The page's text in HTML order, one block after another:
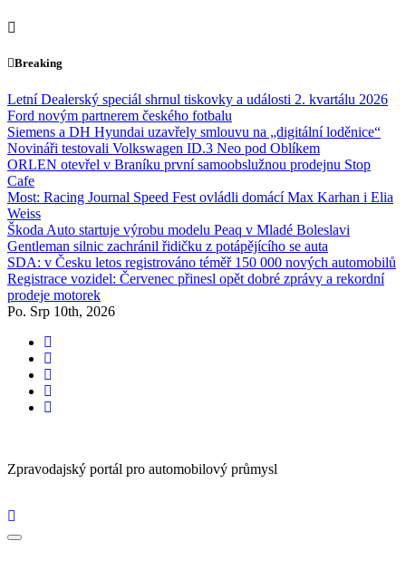
Skip
content
Breaking
Letní Dealerský speciál shrnul tiskovky a události 2. kvartálu 2026
Ford novým partnerem českého fotbalu
Siemens a DH Hyundai uzavřely smlouvu na „digitální loděnice“
Novináři testovali Volkswagen ID.3 Neo pod Oblíkem
ORLEN otevřel v Braníku první samoobslužnou prodejnu Stop
Cafe
Most: Racing Journal Speed Fest ovládli domácí Max Karhan i Elia
Weiss
Škoda Auto startuje výrobu modelu Peaq v Mladé Boleslavi
Gentleman silnic zachránil řidičku z potápějícího se auta
SDA: v Česku letos registrováno téměř 150 000 nových automobilů
Registrace vozidel: Červenec přinesl opět dobré zprávy a rekordní
prodeje motorek
Po. Srp 10th, 2026
Zpravodajský portál pro automobilový průmysl